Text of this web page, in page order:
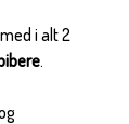
i alt 2
.